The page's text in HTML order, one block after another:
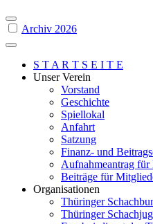
Archiv 2026
S T A R T S E I T E
Unser Verein
Vorstand
Geschichte
Spiellokal
Anfahrt
Satzung
Finanz- und
Aufnahmeantrag
Beiträge für
Organisationen
Thüringer
Thüringer